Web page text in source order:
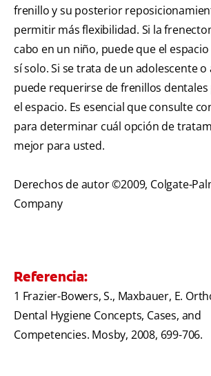
frenillo y su posterior
permitir más flexibilidad. Si la
cabo en un niño, puede que el
sí solo. Si se trata de un adolescente
puede requerirse de frenillos
el espacio. Es esencial que consulte
para determinar cuál opción de
mejor para usted.
Derechos de autor ©2009, Colgate-
Company
Referencia:
1 Frazier-Bowers, S., Maxbauer, E.
Dental Hygiene Concepts, Cases, and
Competencies. Mosby, 2008, 699-706.